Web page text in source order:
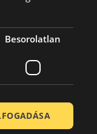
jellegűek.
címkével ellátott
Besorolatlan